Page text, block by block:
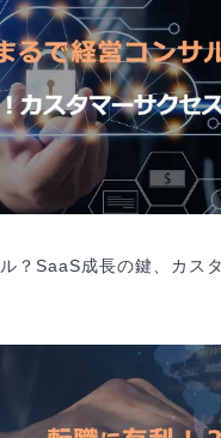
？SaaS成長の鍵、カス